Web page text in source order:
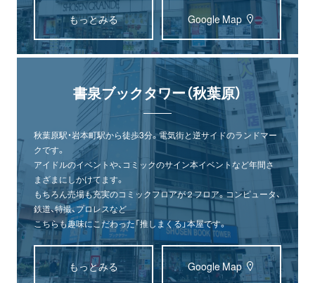
もっとみる Google Map
書泉ブックタワー（秋葉原）
秋葉原駅・岩本町駅から徒歩3分。電気街と逆サイドのランドマー
クです。
アイドルのイベントや、コミックのサイン本イベントなど年間さ
まざまにしかけてます。
もちろん売場も充実のコミックフロアが２フロア。コンピュータ、
鉄道、特撮、プロレスなど
こちらも趣味にこだわった「推しまくる」本屋です。
もっとみる Google Map